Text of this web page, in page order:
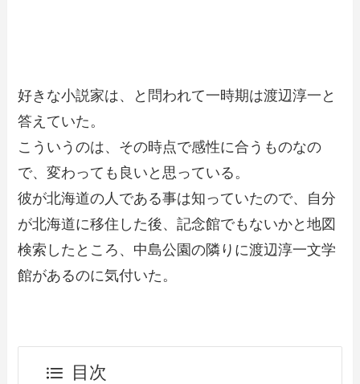
好きな小説家は、と問われて一時期は渡辺淳一と
答えていた。
こういうのは、その時点で感性に合うものなの
で、変わっても良いと思っている。
彼が北海道の人である事は知っていたので、自分
が北海道に移住した後、記念館でもないかと地図
検索したところ、中島公園の隣りに渡辺淳一文学
館があるのに気付いた。
目次